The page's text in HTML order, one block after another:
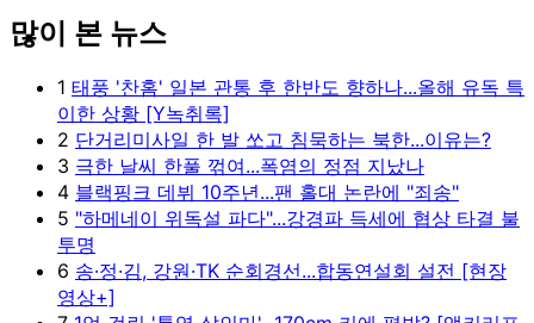
많이 본 뉴스
1 태풍 '찬홈' 일본 관통 후 한반도 향하나...올해 유독 특
이한 상황 [Y녹취록]
2 단거리미사일 한 발 쏘고 침묵하는 북한...이유는?
3 극한 날씨 한풀 꺾여...폭염의 정점 지났나
4 블랙핑크 데뷔 10주년...팬 홀대 논란에 "죄송"
5 "하메네이 위독설 파다"...강경파 득세에 협상 타결 불
투명
6 송·정·김, 강원·TK 순회경선...합동연설회 설전 [현장
영상+]